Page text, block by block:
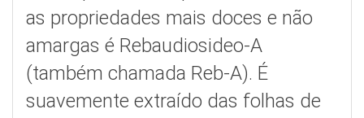
as propriedades mais doces e não
amargas é Rebaudiosideo-A
(também chamada Reb-A). É
suavemente extraído das folhas de